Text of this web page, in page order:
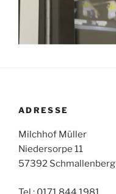
ADRESSE
Milchhof Müller
Niedersorpe 11
57392 Schmallenberg